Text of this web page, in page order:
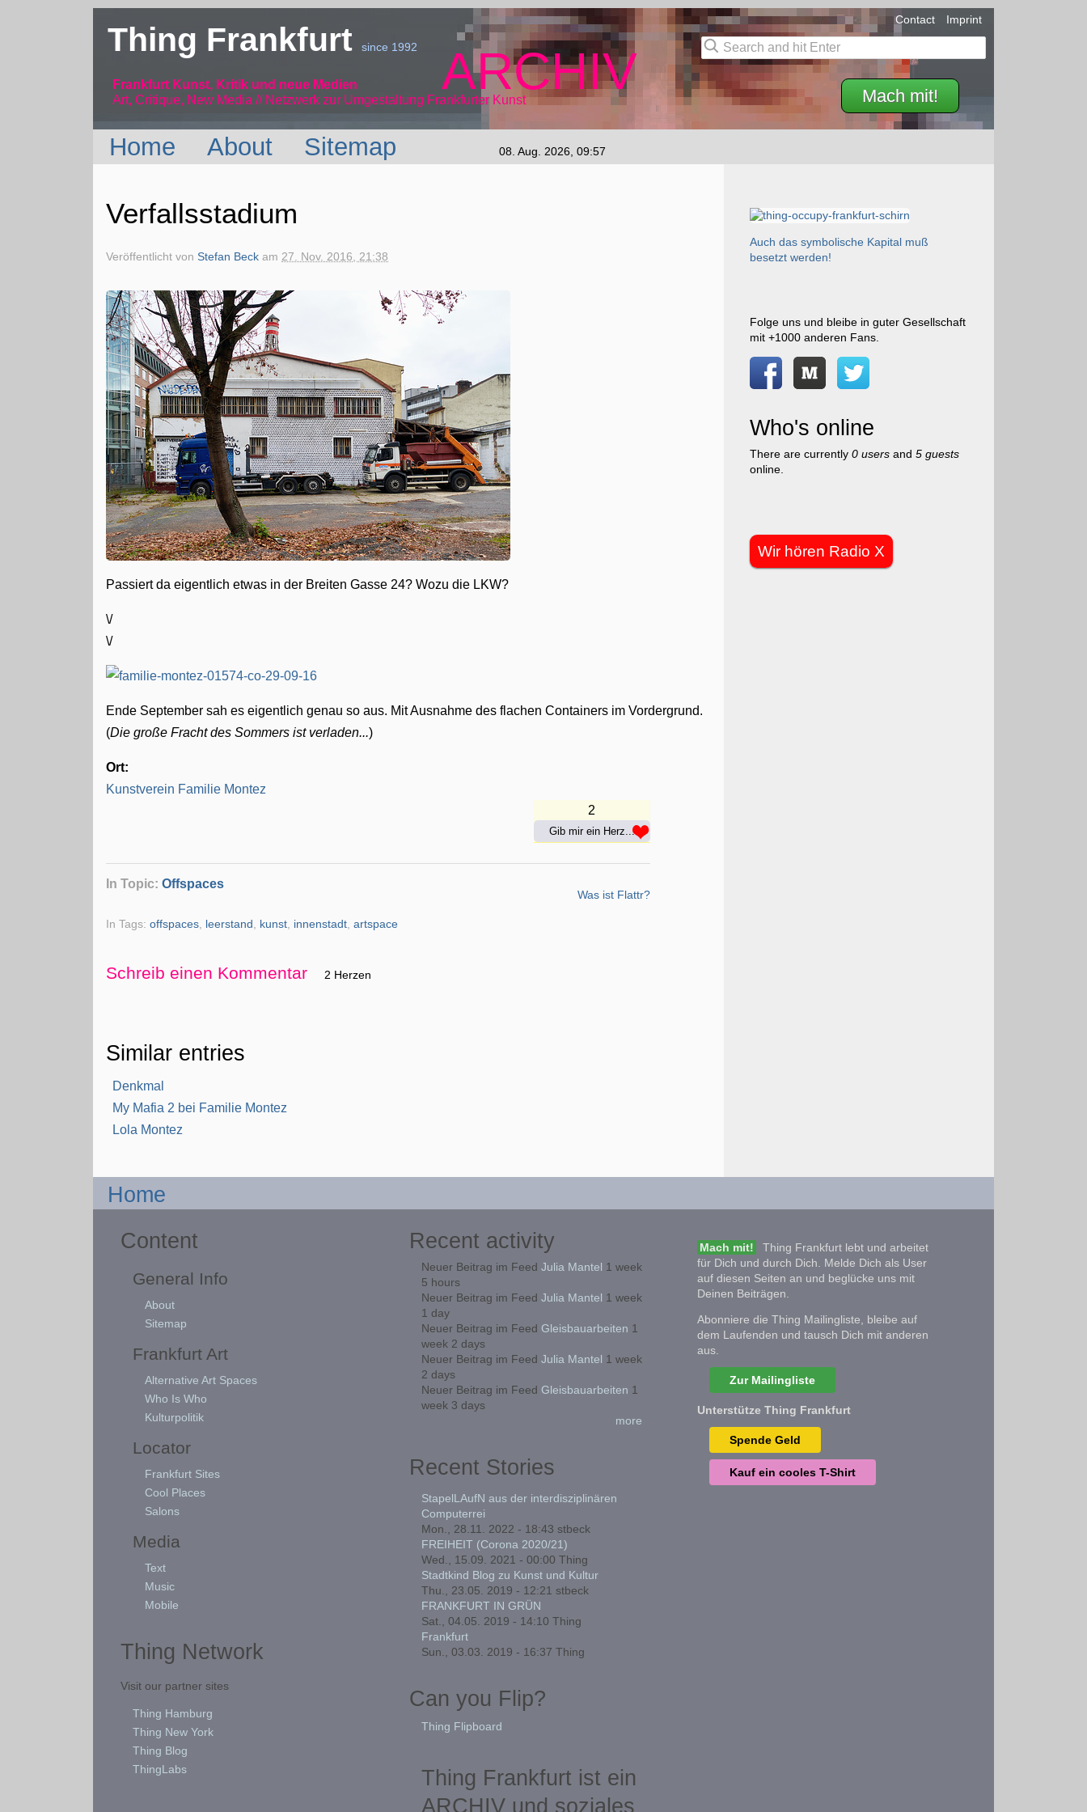
Thing Frankfurtsince 1992
Frankfurt Kunst, Kritik und neue Medien
Art, Critique, New Media // Netzwerk
ARCHIV
zur Umgestaltung Frankfurter Kunst Mach mit!
Contact Imprint
Home About Sitemap 08. Aug. 2026, 09:57
Verfallsstadium
Veröffentlicht vonStefan Beck am27. Nov. 2016, 21:38
Passiert da eigentlich etwas in der Breiten Gasse 24? Wozu die LKW?
\/
\/
Ende September sah es eigentlich genau so aus. Mit Ausnahme des flachen Containers im Vordergrund.
(Die große Fracht des Sommers ist verladen...)
Ort:
Kunstverein Familie Montez
2
Gib mir ein Herz...
In Topic:Offspaces
In Tags:offspaces leerstand kunst innenstadt ,artspace
Was ist Flattr?
Schreib einen Kommentar 2 Herzen
Similar entries
Denkmal
My Mafia 2 bei Familie Montez
Lola Montez
Auch das symbolische Kapital muß
besetzt werden!
Folge uns und bleibe in guter Gesellschaft
mit +1000 anderen Fans.
Who's online
There are currently 0 usersand 5 guests
online.
Wir hören Radio X
Home
Content
General Info
About
Sitemap
Frankfurt Art
Alternative Art Spaces
Who Is Who
Kulturpolitik
Locator
Frankfurt Sites
Cool Places
Salons
Media
Text
Music
Mobile
Thing Network
Visit our partner sites
Thing Hamburg
Thing New York
Thing Blog
ThingLabs
Recent activity
Neuer Beitrag im Feed Julia Mantel 1 week
5 hours
Neuer Beitrag im Feed Julia Mantel 1 week
1 day
Neuer Beitrag im Feed Gleisbauarbeiten 1
week 2 days
Neuer Beitrag im Feed Julia Mantel 1 week
2 days
Neuer Beitrag im Feed Gleisbauarbeiten 1
week 3 days
more
Recent Stories
StapelLAufN aus der interdisziplinären
Computerrei
Mon., 28.11. 2022 - 18:43 stbeck
FREIHEIT (Corona 2020/21)
Wed., 15.09. 2021 - 00:00 Thing
Stadtkind Blog zu Kunst und Kultur
Thu., 23.05. 2019 - 12:21 stbeck
FRANKFURT IN GRÜN
Sat., 04.05. 2019 - 14:10 Thing
Frankfurt
Sun., 03.03. 2019 - 16:37 Thing
Can you Flip?
Thing Flipboard
Thing Frankfurt ist ein
ARCHIV und soziales
Mach mit!
Thing Frankfurt lebt und arbeitet
für Dich und durch Dich. Melde Dich als User
auf diesen Seiten an und beglücke uns mit
Deinen Beiträgen.
Abonniere die Thing Mailingliste, bleibe auf
dem Laufenden und tausch Dich mit anderen
aus.
Zur Mailingliste
Unterstütze Thing Frankfurt
Spende Geld
Kauf ein cooles T-Shirt